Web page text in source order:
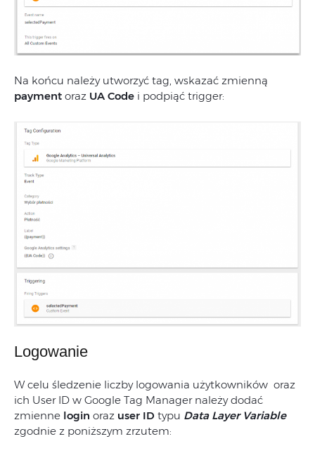
Na końcu należy utworzyć tag, wskazać zmienną
payment oraz UA Code i podpiąć trigger:
Logowanie
W celu śledzenie liczby logowania użytkowników oraz
ich User ID w Google Tag Manager należy dodać
zmienne login oraz user ID typu Data Layer Variable
zgodnie z poniższym zrzutem: